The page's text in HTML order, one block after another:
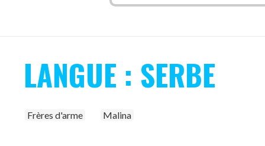
LANGUE : SERBE
Frères d'arme Malina